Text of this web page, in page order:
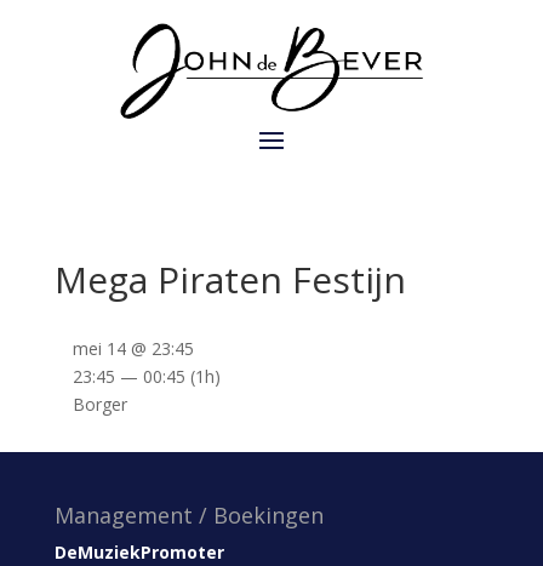
Mega Piraten Festijn
mei 14 @ 23:45
23:45 — 00:45 (1h)
Borger
Management / Boekingen
DeMuziekPromoter